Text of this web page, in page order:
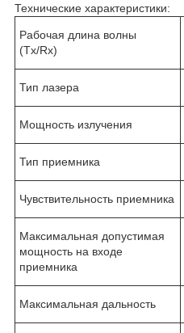
Технические характеристики:
Рабочая длина волны
(Tx/Rx)
Тип лазера
Мощность излучения
Тип приемника
Чувствительность приемника
Максимальная допустимая
мощность на входе
приемника
Максимальная дальность